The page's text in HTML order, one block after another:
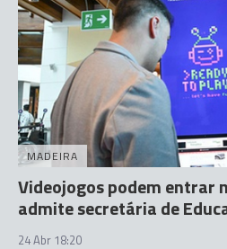
MADEIRA
Videojogos podem entrar
admite secretária de
24 Abr 18:20